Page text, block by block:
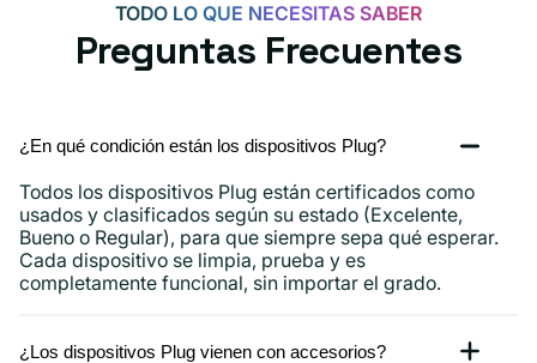
TODO LO QUE NECESITAS SABER
Preguntas Frecuentes
¿En qué condición están los dispositivos Plug?
Todos los dispositivos Plug están certificados como
usados ​​y clasificados según su estado (Excelente,
Bueno o Regular), para que siempre sepa qué esperar.
Cada dispositivo se limpia, prueba y es
completamente funcional, sin importar el grado.
¿Los dispositivos Plug vienen con accesorios?